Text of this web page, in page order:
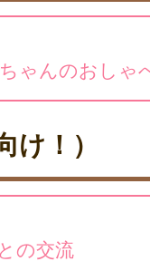
ゃんのおしゃ
！）
の交流